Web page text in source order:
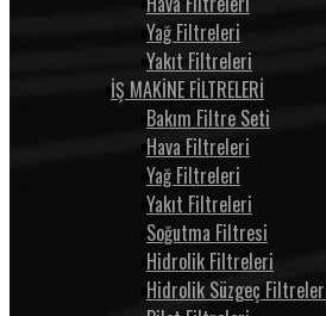
Yağ Filtreleri
Yakıt Filtreleri
İŞ MAKİNE FİLTRELERİ
Bakım Filtre Seti
Hava Filtreleri
Yağ Filtreleri
Yakıt Filtreleri
Soğutma Filtresi
Hidrolik Filtreleri
Hidrolik Süzgeç